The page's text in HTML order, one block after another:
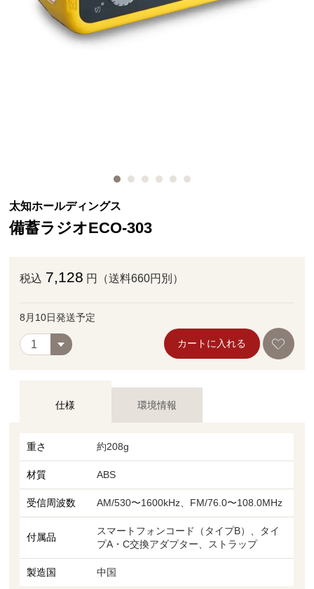
太知ホールディングス
備蓄ラジオECO‐303
税込 7,128 円（送料660円別）
8月10日発送予定
カートに入れる
仕様 環境情報
重さ 約208g
材質 ABS
受信周波数 AM/530〜1600kHz、FM/76.0〜108.0MHz
付属品
スマートフォンコード（タイプB）、タイ
プA・C交換アダプター、ストラップ
製造国 中国